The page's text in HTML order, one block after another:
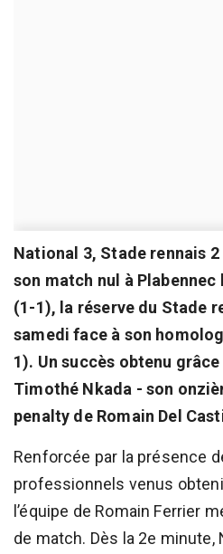
National 3, Stade rennais
son match nul à
(1-1), la réserve du Stade
samedi face à son
1). Un succès obtenu
Timothé Nkada - son
penalty de Romain Del
Renforcée par la présence
professionnels venus
l’équipe de Romain Ferrier
de match. Dès la 2e minute,